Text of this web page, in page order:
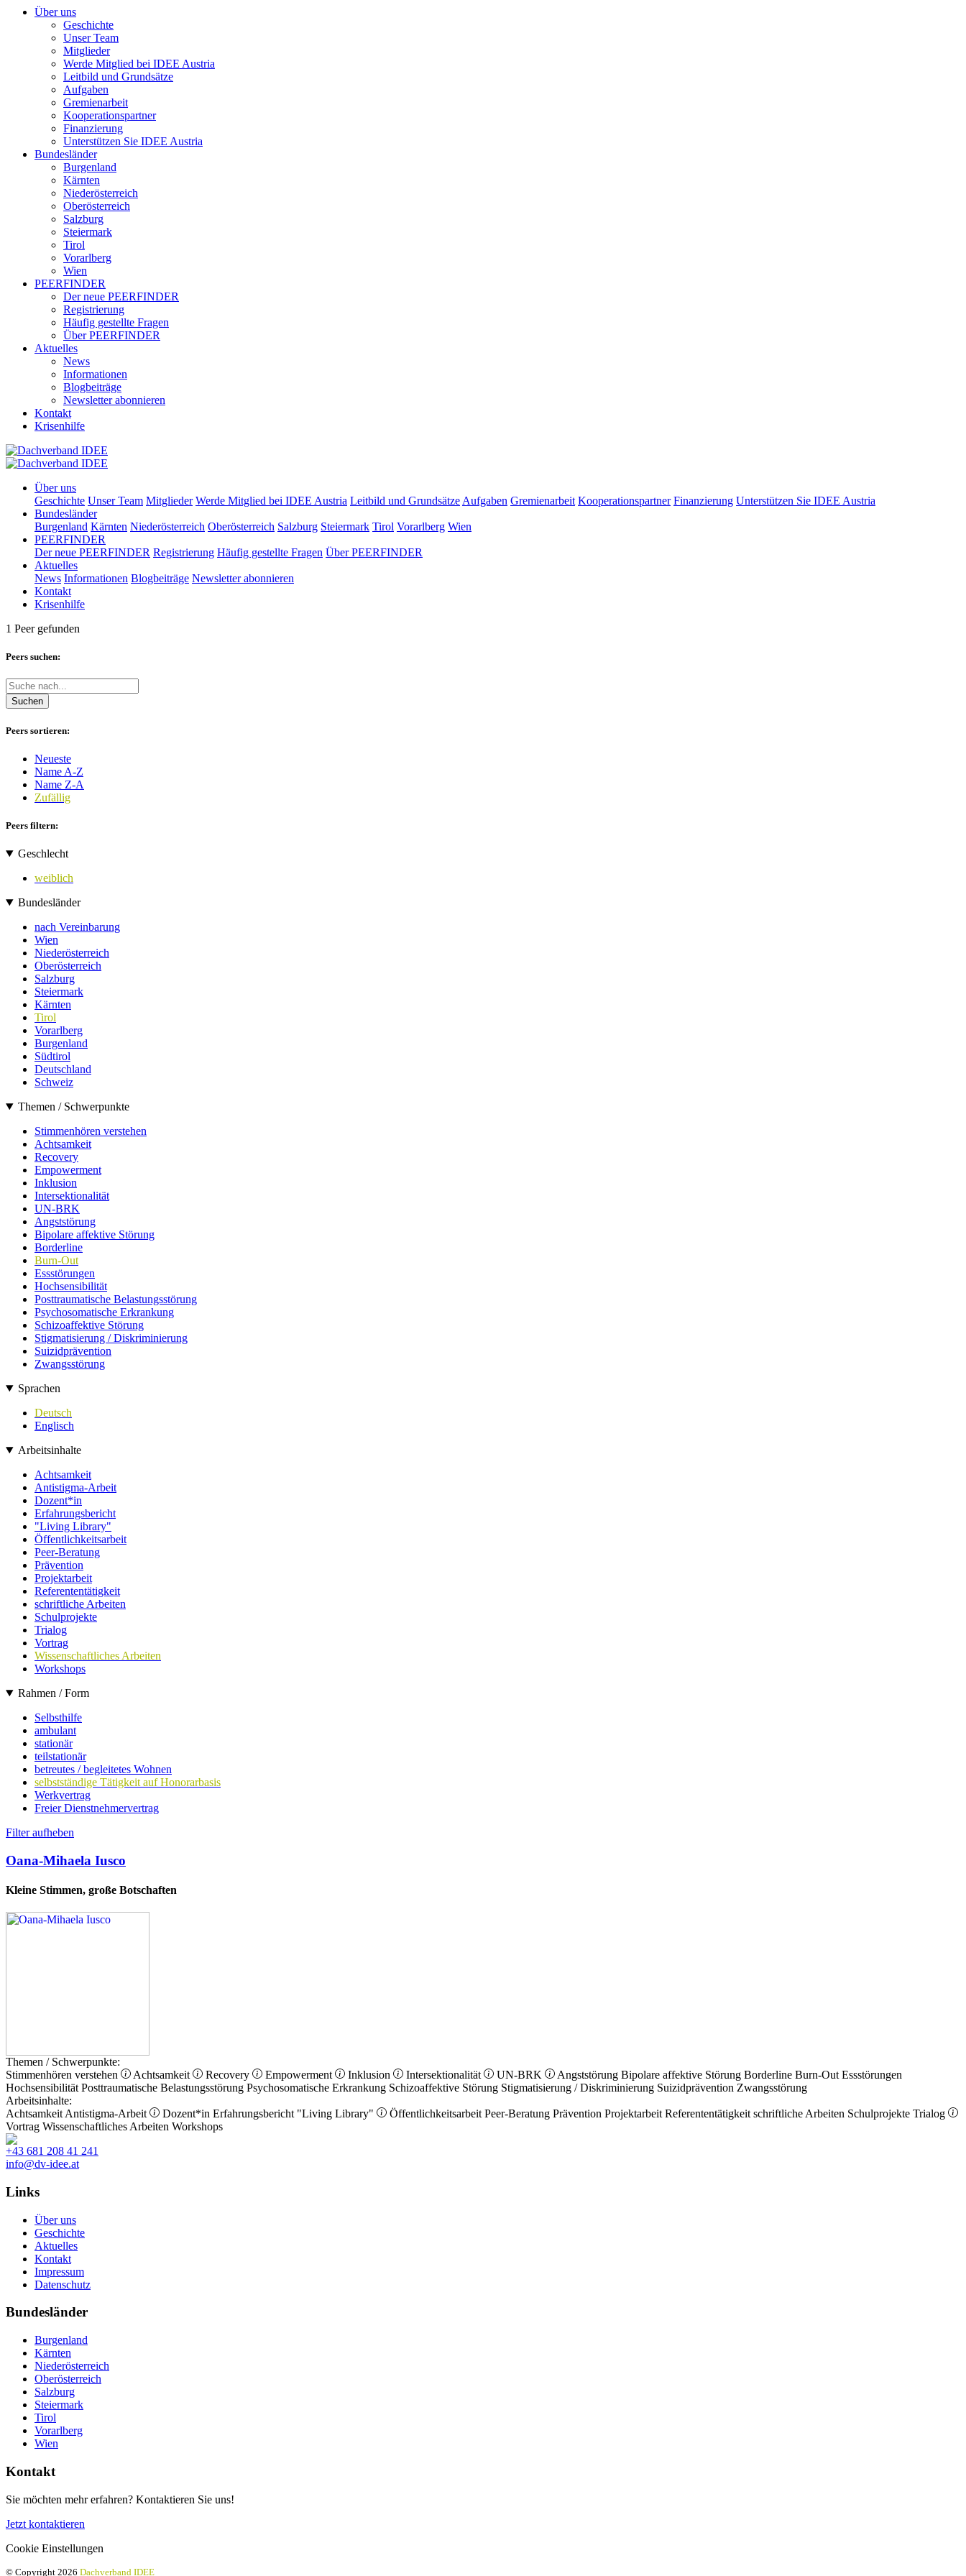
Über uns
Geschichte
Unser Team
Mitglieder
Werde Mitglied bei IDEE Austria
Leitbild und Grundsätze
Aufgaben
Gremienarbeit
Kooperationspartner
Finanzierung
Unterstützen Sie IDEE Austria
Bundesländer
Burgenland
Kärnten
Niederösterreich
Oberösterreich
Salzburg
Steiermark
Tirol
Vorarlberg
Wien
PEERFINDER
Der neue PEERFINDER
Registrierung
Häufig gestellte Fragen
Über PEERFINDER
Aktuelles
News
Informationen
Blogbeiträge
Newsletter abonnieren
Kontakt
Krisenhilfe
Über uns
Geschichte Unser Team Mitglieder Werde Mitglied bei IDEE Austria Leitbild und Grundsätze Aufgaben Gremienarbeit Kooperationspartner Finanzierung Unterstützen Sie IDEE Austria
Bundesländer
Burgenland Kärnten Niederösterreich Oberösterreich Salzburg Steiermark Tirol Vorarlberg Wien
PEERFINDER
Der neue PEERFINDER Registrierung Häufig gestellte Fragen Über PEERFINDER
Aktuelles
News Informationen Blogbeiträge Newsletter abonnieren
Kontakt
Krisenhilfe
1 Peer gefunden
Peers suchen:
Suchen
Peers sortieren:
Neueste
Name A-Z
Name Z-A
Zufällig
Peers filtern:
Geschlecht
weiblich
Bundesländer
nach Vereinbarung
Wien
Niederösterreich
Oberösterreich
Salzburg
Steiermark
Kärnten
Tirol
Vorarlberg
Burgenland
Südtirol
Deutschland
Schweiz
Themen / Schwerpunkte
Stimmenhören verstehen
Achtsamkeit
Recovery
Empowerment
Inklusion
Intersektionalität
UN-BRK
Angststörung
Bipolare affektive Störung
Borderline
Burn-Out
Essstörungen
Hochsensibilität
Posttraumatische Belastungsstörung
Psychosomatische Erkrankung
Schizoaffektive Störung
Stigmatisierung / Diskriminierung
Suizidprävention
Zwangsstörung
Sprachen
Deutsch
Englisch
Arbeitsinhalte
Achtsamkeit
Antistigma-Arbeit
Dozent*in
Erfahrungsbericht
"Living Library"
Öffentlichkeitsarbeit
Peer-Beratung
Prävention
Projektarbeit
Referententätigkeit
schriftliche Arbeiten
Schulprojekte
Trialog
Vortrag
Wissenschaftliches Arbeiten
Workshops
Rahmen / Form
Selbsthilfe
ambulant
stationär
teilstationär
betreutes / begleitetes Wohnen
selbstständige Tätigkeit auf Honorarbasis
Werkvertrag
Freier Dienstnehmervertrag
Filter aufheben
Oana-Mihaela Iusco
Kleine Stimmen, große Botschaften
Themen / Schwerpunkte:
Stimmenhören verstehen
Achtsamkeit Recovery Empowerment Inklusion Intersektionalität UN-BRK Angststörung Bipolare affektive Störung Borderline Burn-Out Essstörungen
Hochsensibilität Posttraumatische Belastungsstörung Psychosomatische Erkrankung Schizoaffektive Störung Stigmatisierung / Diskriminierung Suizidprävention Zwangsstörung
Arbeitsinhalte:
Achtsamkeit Antistigma-Arbeit Dozent*in Erfahrungsbericht "Living Library" Öffentlichkeitsarbeit Peer-Beratung Prävention Projektarbeit Referententätigkeit schriftliche Arbeiten Schulprojekte Trialog
Vortrag Wissenschaftliches Arbeiten Workshops
+43 681 208 41 241
info@dv-idee.at
Links
Über uns
Geschichte
Aktuelles
Kontakt
Impressum
Datenschutz
Bundesländer
Burgenland
Kärnten
Niederösterreich
Oberösterreich
Salzburg
Steiermark
Tirol
Vorarlberg
Wien
Kontakt
Sie möchten mehr erfahren? Kontaktieren Sie uns!
Jetzt kontaktieren
Cookie Einstellungen
© Copyright 2026 Dachverband IDEE